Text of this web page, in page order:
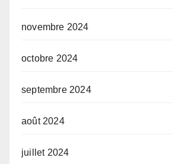
novembre 2024
octobre 2024
septembre 2024
août 2024
juillet 2024